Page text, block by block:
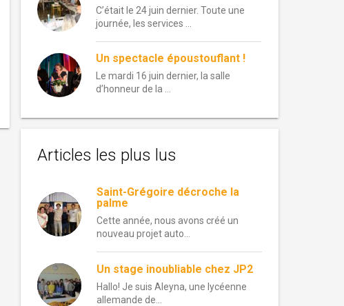
C’était le 24 juin dernier. Toute une
journée, les services …
Un spectacle époustouflant !
Le mardi 16 juin dernier, la salle
d’honneur de la …
Articles les plus lus
Saint-Grégoire décroche la
palme
Cette année, nous avons créé un
nouveau projet auto...
Un stage inoubliable chez JP2
Hallo! Je suis Aleyna, une lycéenne
allemande de...